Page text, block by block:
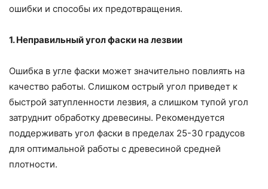
ошибки и способы их предотвращения.
1. Неправильный угол фаски на лезвии
Ошибка в угле фаски может значительно повлиять на
качество работы. Слишком острый угол приведет к
быстрой затупленности лезвия, а слишком тупой угол
затруднит обработку древесины. Рекомендуется
поддерживать угол фаски в пределах 25-30 градусов
для оптимальной работы с древесиной средней
плотности.